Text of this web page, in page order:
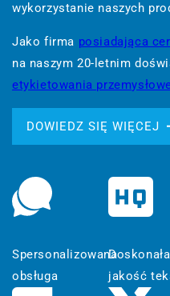
wykorzystanie naszych
Jako firma posiadająca
na naszym 20-letnim
etykietowania
DOWIEDZ SIĘ WIĘCEJ
Spersonalizowana
obsługa
Doskonała
jakość